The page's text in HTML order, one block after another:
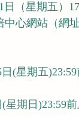
日（星期五）
心網站（網址
(星期五
星期日)23:59